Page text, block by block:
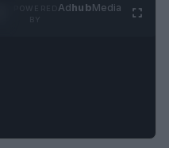
AdhubMedia